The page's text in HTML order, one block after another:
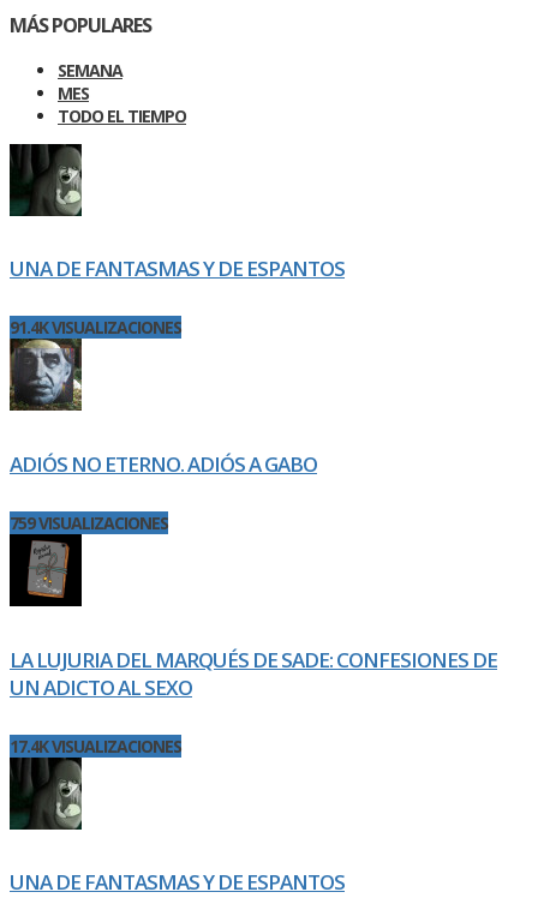
MÁS POPULARES
SEMANA
MES
TODO EL TIEMPO
UNA DE FANTASMAS Y DE ESPANTOS
91.4K VISUALIZACIONES
ADIÓS NO ETERNO. ADIÓS A GABO
759 VISUALIZACIONES
LA LUJURIA DEL MARQUÉS DE SADE: CONFESIONES DE
UN ADICTO AL SEXO
17.4K VISUALIZACIONES
UNA DE FANTASMAS Y DE ESPANTOS